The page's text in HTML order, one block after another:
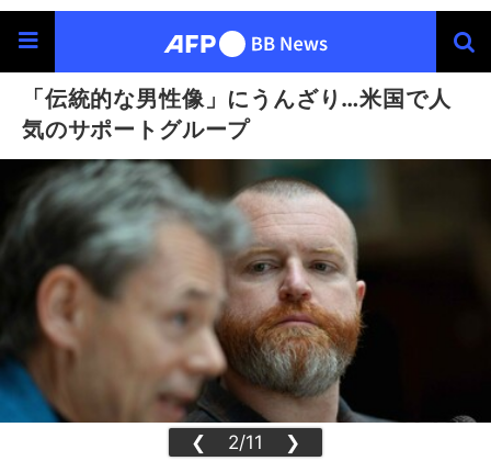
「伝統的な男性像」にうんざり…米国で人
気のサポートグループ
❮ 2/11 ❯